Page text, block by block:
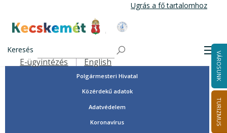
tartalomra
Ugrás a fő tartalomhoz
Kecskemét Város Honlapja
Keresés
Felső navigáció
E-ügyintézés English VÁROSUNK
TURIZMUS
Tisztségviselők, képviselők
Országgyűlési képviselők
Önkormányzat
Polgármesteri Hivatal
Közérdekű adatok
Adatvédelem
Koronavírus